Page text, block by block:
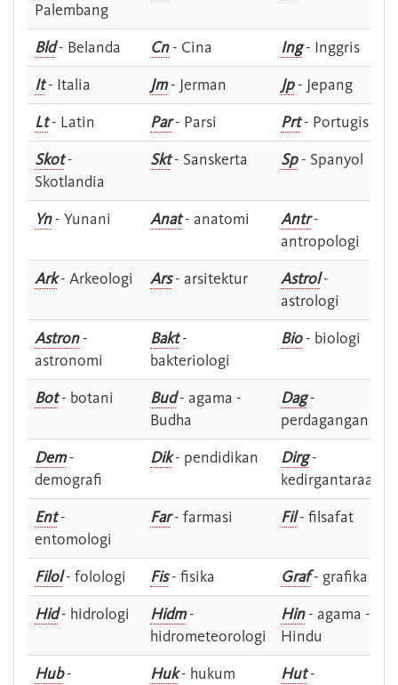
Palembang
Bld- Belanda Cn- Cina Ing- Inggris
It- Italia Jm- Jerman Jp- Jepang
Lt- Latin Par- Parsi Prt- Portugis
Skot-
Skotlandia
Skt- Sanskerta Sp- Spanyol
Yn- Yunani Anat- anatomi Antr-
antropologi
Ark- Arkeologi Ars- arsitektur Astrol-
astrologi
Astron-
astronomi
Bakt-
bakteriologi
Bio- biologi
Bot- botani Bud- agama -
Budha
Dag-
perdagangan
Dem-
demografi
Dik- pendidikan Dirg-
kedirgantaraan
Ent-
entomologi
Far- farmasi Fil- filsafat
Filol- folologi Fis- fisika Graf- grafika
Hid- hidrologi Hidm-
hidrometeorologi
Hin- agama -
Hindu
Hub-
Huk- hukum Hut-